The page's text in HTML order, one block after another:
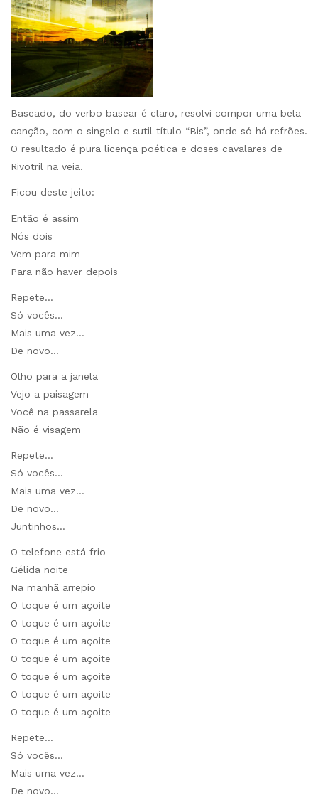
Baseado, do verbo basear é claro, resolvi compor uma bela
canção, com o singelo e sutil título “Bis”, onde só há refrões.
O resultado é pura licença poética e doses cavalares de
Rivotril na veia.
Ficou deste jeito:
Então é assim
Nós dois
Vem para mim
Para não haver depois
Repete…
Só vocês…
Mais uma vez…
De novo…
Olho para a janela
Vejo a paisagem
Você na passarela
Não é visagem
Repete…
Só vocês…
Mais uma vez…
De novo…
Juntinhos…
O telefone está frio
Gélida noite
Na manhã arrepio
O toque é um açoite
O toque é um açoite
O toque é um açoite
O toque é um açoite
O toque é um açoite
O toque é um açoite
O toque é um açoite
Repete…
Só vocês…
Mais uma vez…
De novo…